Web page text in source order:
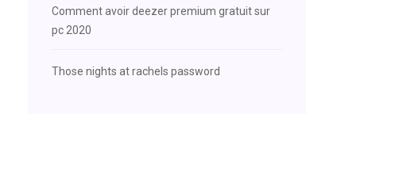
Comment avoir deezer premium gratuit sur
pc 2020
Those nights at rachels password